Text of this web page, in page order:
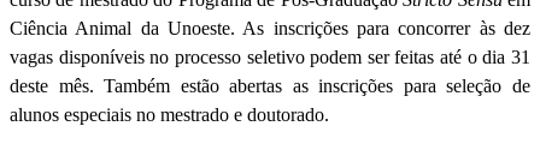
Ciência Animal da Unoeste. As inscrições para concorrer às dez
vagas disponíveis no processo seletivo podem ser feitas até o dia 31
deste mês. Também estão abertas as inscrições para seleção de
alunos especiais no mestrado e doutorado.